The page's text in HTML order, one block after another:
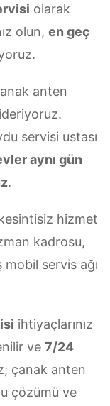
olarak
olun, en geç
anten
servisi ustası
aynı gün
.
hizmet
kadrosu,
servis ağı
ihtiyaçlarınız
ve 7/24
çanak anten
çözümü ve